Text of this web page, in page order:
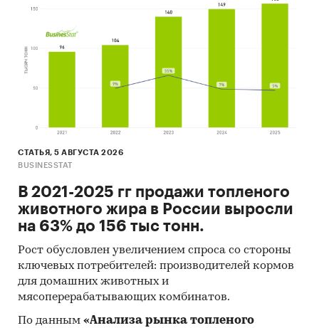
СТАТЬЯ, 5 АВГУСТА 2026
BUSINESSTAT
В 2021-2025 гг продажи топленого
животного жира в России выросли
на 63% до 156 тыс тонн.
Рост обусловлен увеличением спроса со стороны
ключевых потребителей: производителей кормов
для домашних животных и
мясоперерабатывающих комбинатов.
По данным «Анализа рынка топленого